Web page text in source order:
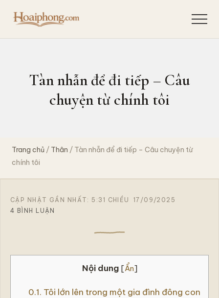
main
qua
primary
để
chia
hành
khai
phá
phúc
Phong
Menu
Tàn nhẫn để đi tiếp – Câu
chuyện từ chính tôi
Trang chủ / Thân / Tàn nhẫn để đi tiếp – Câu chuyện từ
chính tôi
CẬP NHẬT GẦN NHẤT: 5:31 CHIỀU
17/09/2025
4 BÌNH LUẬN
Nội dung [Ẩn]
0.1. Tôi lớn lên trong một gia đình đông con